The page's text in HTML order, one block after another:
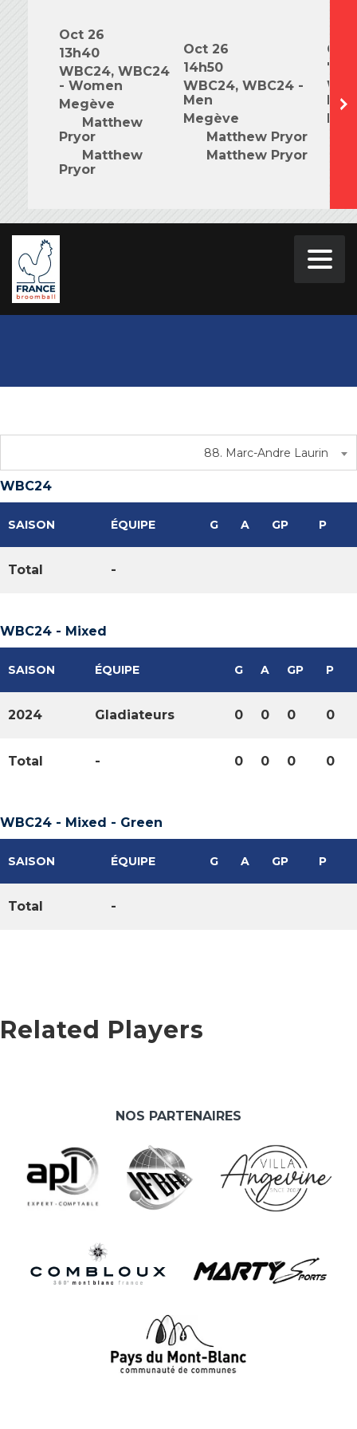
Oct 26
13h40
WBC24, WBC24
- Women
Megève
Matthew
Pryor
Matthew
Pryor
Oct 26
14h50
WBC24, WBC24 -
Men
Megève
Matthew Pryor
Matthew Pryor
Oct
88. Marc-Andre Laurin
WBC24
SAISON ÉQUIPE G A GP P
Total -
WBC24 - Mixed
SAISON ÉQUIPE G A GP P
2024 Gladiateurs 0 0 0 0
Total - 0 0 0 0
WBC24 - Mixed - Green
SAISON ÉQUIPE G A GP P
Total -
Related Players
NOS PARTENAIRES